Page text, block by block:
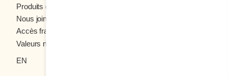
Produits d'épicerie
Nous joindre
Accès franchisés
Valeurs nutritives
EN